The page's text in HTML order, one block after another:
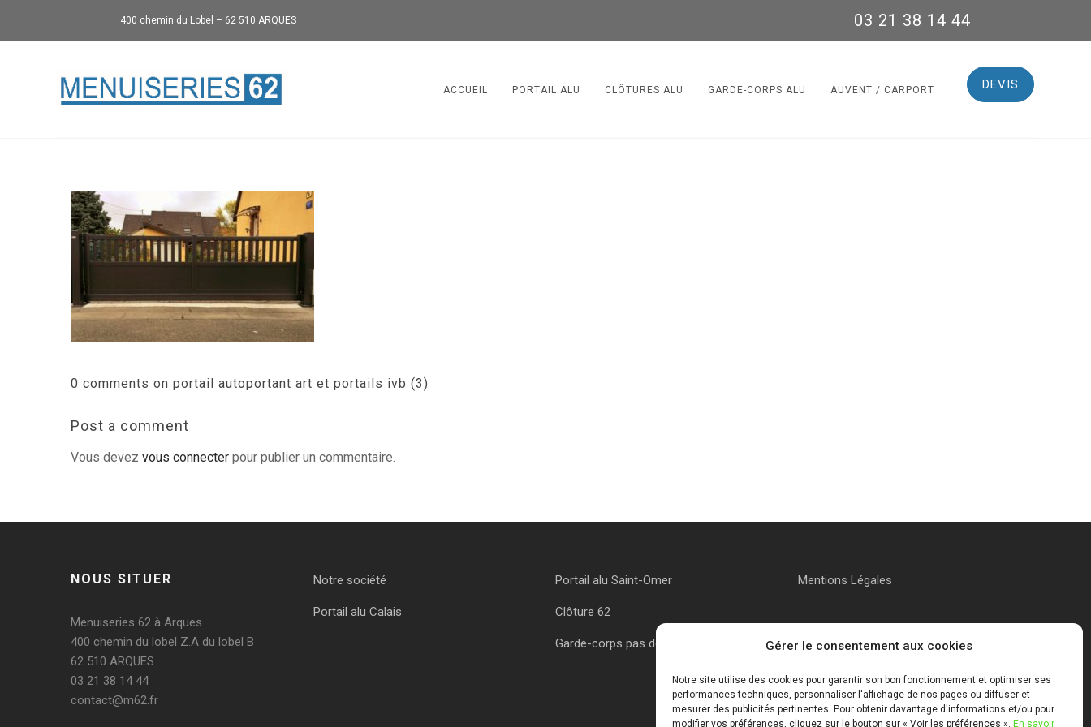
Gérer le consentement aux cookies
Notre site utilise des cookies pour garantir son bon fonctionnement et optimiser ses
performances techniques, personnaliser l'affichage de nos pages ou diffuser et
mesurer des publicités pertinentes. Pour obtenir davantage d'informations et/ou pour
modifier vos préférences, cliquez sur le bouton sur « Voir les préférences ». En savoir
400 chemin du Lobel – 62 510 ARQUES 03 21 38 14 44
DEVIS
ACCUEIL PORTAIL ALU CLÔTURES ALU GARDE-CORPS ALU AUVENT / CARPORT
0 comments on portail autoportant art et portails ivb (3)
Post a comment
Vous devezvous connecter pour publier un commentaire.
NOUS SITUER
Menuiseries 62 à Arques
400 chemin du lobel Z.A du lobel B
62 510 ARQUES
03 21 38 14 44
contact@m62.fr
Notre société
Portail alu Calais
Portail alu Saint-Omer
Clôture 62
Garde-corps pas de calais
Mentions Légales